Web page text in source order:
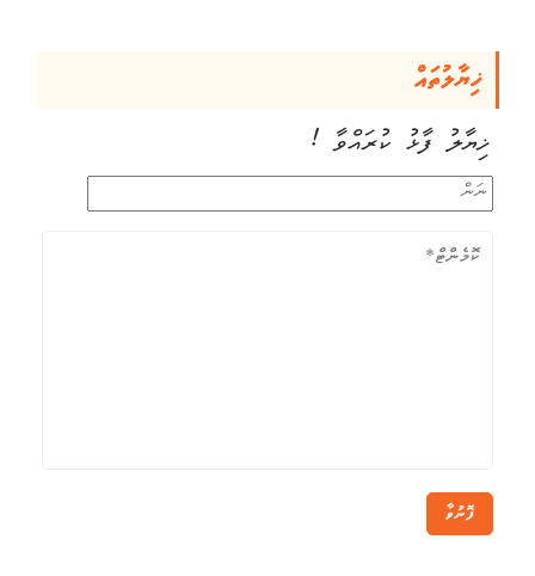
ޚިޔާލުތައް
ޚިޔާލު ފާޅު ކުރައްވާ !
ފޮނުވާ